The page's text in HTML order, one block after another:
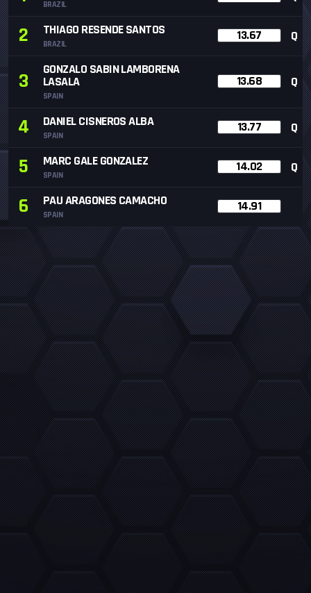
BRAZIL
2 THIAGO RESENDE SANTOS
BRAZIL
13.67 Q
3 GONZALO SABIN LAMBORENA
LASALA
SPAIN
13.68 Q
4 DANIEL CISNEROS ALBA
SPAIN
13.77 Q
5 MARC GALE GONZALEZ
SPAIN
14.02 Q
6 PAU ARAGONES CAMACHO
SPAIN
14.91